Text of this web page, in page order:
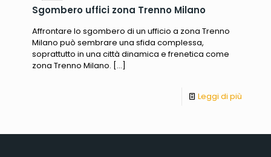
Sgombero uffici zona Trenno Milano
Affrontare lo sgombero di un ufficio a zona Trenno
Milano può sembrare una sfida complessa,
soprattutto in una città dinamica e frenetica come
zona Trenno Milano. […]
Leggi di più